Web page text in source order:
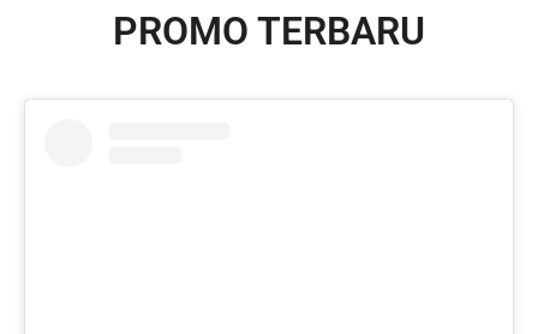
PROMO TERBARU